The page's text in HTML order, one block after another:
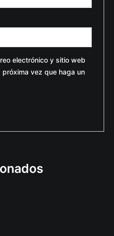
electrónico y sitio web
vez que haga un